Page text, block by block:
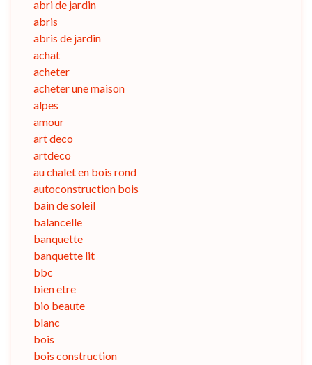
abri de jardin
abris
abris de jardin
achat
acheter
acheter une maison
alpes
amour
art deco
artdeco
au chalet en bois rond
autoconstruction bois
bain de soleil
balancelle
banquette
banquette lit
bbc
bien etre
bio beaute
blanc
bois
bois construction